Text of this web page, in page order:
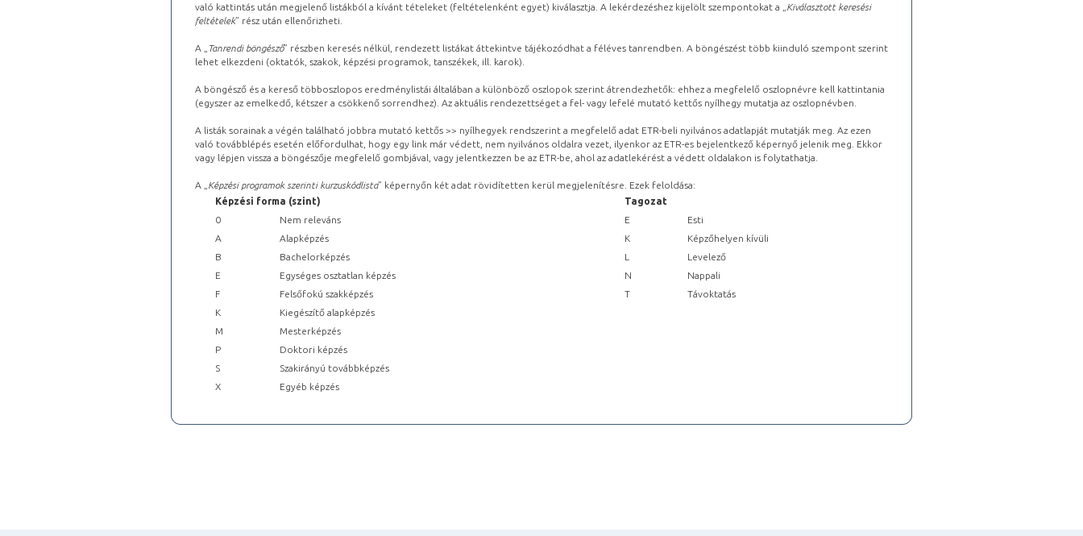
való kattintás után megjelenő listákból a kívánt tételeket (feltételenként egyet) kiválasztja. A lekérdezéshez kijelölt szempontokat a „ Kiválasztott keresési
feltételek” rész után ellenőrizheti.
A „ Tanrendi böngésző” részben keresés nélkül, rendezett listákat áttekintve tájékozódhat a féléves tanrendben. A böngészést több kiinduló szempont szerint
lehet elkezdeni (oktatók, szakok, képzési programok, tanszékek, ill. karok).
A böngésző és a kereső többoszlopos eredménylistái általában a különböző oszlopok szerint átrendezhetők: ehhez a megfelelő oszlopnévre kell kattintania
(egyszer az emelkedő, kétszer a csökkenő sorrendhez). Az aktuális rendezettséget a fel- vagy lefelé mutató kettős nyílhegy mutatja az oszlopnévben.
A listák sorainak a végén található jobbra mutató kettős >> nyílhegyek rendszerint a megfelelő adat ETR-beli nyilvános adatlapját mutatják meg. Az ezen
való továbblépés esetén előfordulhat, hogy egy link már védett, nem nyilvános oldalra vezet, ilyenkor az ETR-es bejelentkező képernyő jelenik meg. Ekkor
vagy lépjen vissza a böngészője megfelelő gombjával, vagy jelentkezzen be az ETR-be, ahol az adatlekérést a védett oldalakon is folytathatja.
A „ Képzési programok szerinti kurzuskódlista” képernyőn két adat rövidítetten kerül megjelenítésre. Ezek feloldása:
Képzési forma (szint)
Tagozat
0
Nem releváns E
Esti
A
Alapképzés K
Képzőhelyen kívüli
B
Bachelorképzés L
Levelező
E
Egységes osztatlan képzés N
Nappali
F
Felsőfokú szakképzés T
Távoktatás
K
Kiegészítő alapképzés
M
Mesterképzés
P
Doktori képzés
S
Szakirányú továbbképzés
X
Egyéb képzés